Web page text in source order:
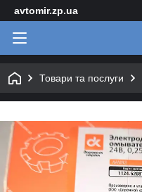
avtomir.zp.ua
Товари та послуги